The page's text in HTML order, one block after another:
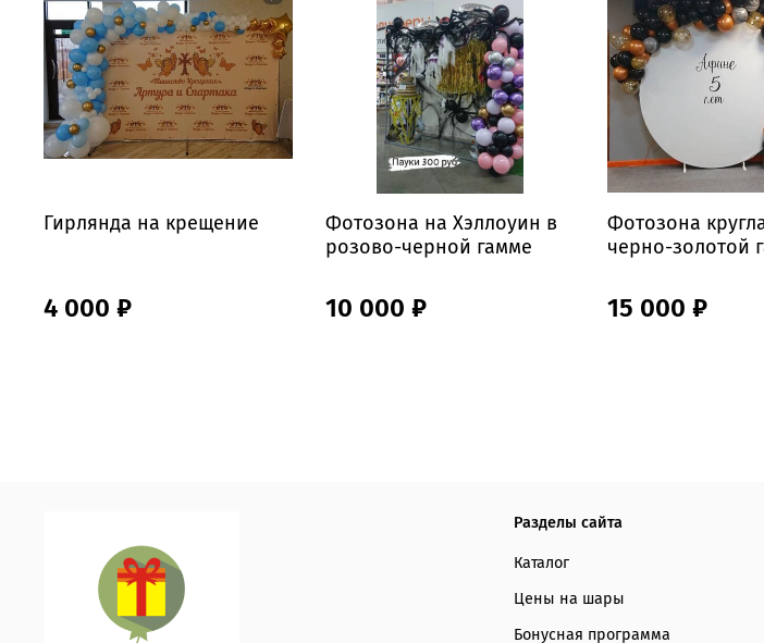
Гирлянда на крещение
4 000 ₽
Фотозона на Хэллоуин в
розово-черной гамме
10 000 ₽
Фотозона
черно-золотой
15 000 ₽
Разделы сайта
Каталог
Цены на шары
Бонусная программа